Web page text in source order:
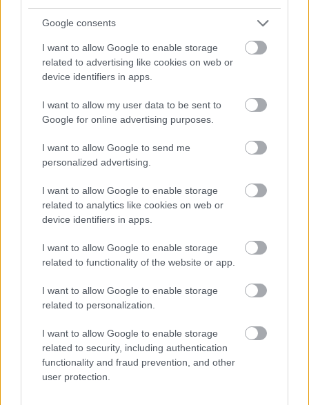
Google consents
I want to allow Google to enable storage
related to advertising like cookies on web or
device identifiers in apps.
I want to allow my user data to be sent to
Google for online advertising purposes.
I want to allow Google to send me
personalized advertising.
I want to allow Google to enable storage
related to analytics like cookies on web or
device identifiers in apps.
I want to allow Google to enable storage
related to functionality of the website or app.
I want to allow Google to enable storage
related to personalization.
I want to allow Google to enable storage
related to security, including authentication
functionality and fraud prevention, and other
user protection.
Κατανομή ανακοινωθέντων
εγχώριων κρουσμάτων
Από το σύνολο των 18.640 νέων κρουσμάτων του
οποίων 68 εντοπίστηκαν κατόπιν ελέγχων στις
πύλες εισόδου της χώρας. Η κατανομή των
18.571 νέων εγχώριων κρουσμάτων ανά
Περιφερειακή Ενότητα παρουσιάζεται στον
κατωτέρω πίνακα.